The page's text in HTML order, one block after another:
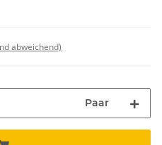
abweichend)
Paar